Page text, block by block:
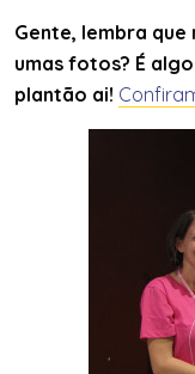
Gente, lembra
umas fotos? É
plantão ai!